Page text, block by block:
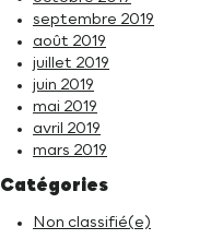
septembre 2019
août 2019
juillet 2019
juin 2019
mai 2019
avril 2019
mars 2019
Catégories
Non classifié(e)